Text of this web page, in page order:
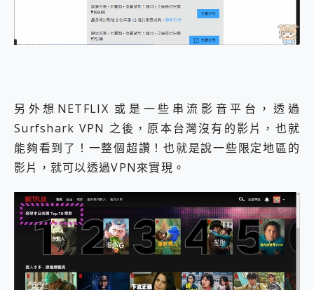
另外想NETFLIX 或是一些串流影音平台，透過
Surfshark VPN 之後，原本台灣沒有的影片，也就
能夠看到了！一整個超讚！也就是說一些限定地區的
影片，就可以透過VPN來實現。